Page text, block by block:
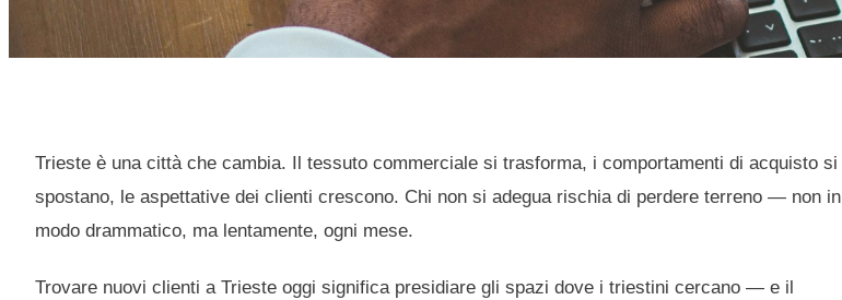
Trieste è una città che cambia. Il tessuto commerciale si trasforma, i comportamenti di acquisto si
spostano, le aspettative dei clienti crescono. Chi non si adegua rischia di perdere terreno — non in
modo drammatico, ma lentamente, ogni mese.
Trovare nuovi clienti a Trieste oggi significa presidiare gli spazi dove i triestini cercano — e il